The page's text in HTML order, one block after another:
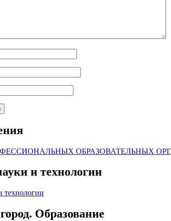
и технологии
Образование